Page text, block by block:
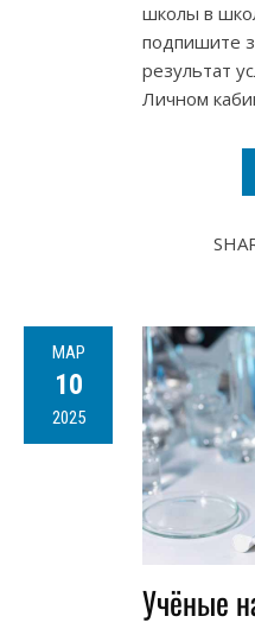
школы в
подпишите
результат
Личном
МАР
10
2025
Учёные